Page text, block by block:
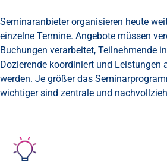
Seminaranbieter organisieren heute
einzelne Termine. Angebote müssen
Buchungen verarbeitet, Teilnehmende
Dozierende koordiniert und Leistungen
werden. Je größer das
wichtiger sind zentrale und